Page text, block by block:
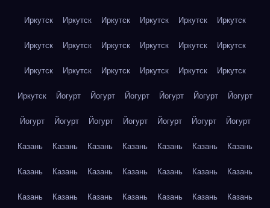
Иркутск Иркутск Иркутск Иркутск Иркутск Иркутск
Иркутск Иркутск Иркутск Иркутск Иркутск Иркутск
Иркутск Иркутск Иркутск Иркутск Иркутск Иркутск
Иркутск Йогурт Йогурт Йогурт Йогурт Йогурт Йогурт
Йогурт Йогурт Йогурт Йогурт Йогурт Йогурт Йогурт
Казань Казань Казань Казань Казань Казань Казань
Казань Казань Казань Казань Казань Казань Казань
Казань Казань Казань Казань Казань Казань Казань